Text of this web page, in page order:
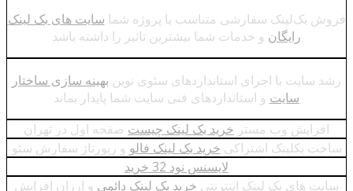
فروش بک‌لینک‌ سفارشی متناسب با پروژه شما سایت های بک لینک
رایگان و خدمات شما بیشترین تاثیر را داشته باشد
رشد سایت با اجرای استانداردهای سئوی نوین بهینه سازی ساختار
سایت و استانداردهای فنی سایت شما پایدار بماند
افزایش وب مستر خرید بک لینک چیست صفحه اول در تهران
ساخت بکلینک اشتراکی خرید بک لینک فالو و رپورتاژ سفارش سئو
لایسنس نود 32 خرید
سایت های بک لینک اینترنتی خرید بک لینک دائمی و ارزان افزایش